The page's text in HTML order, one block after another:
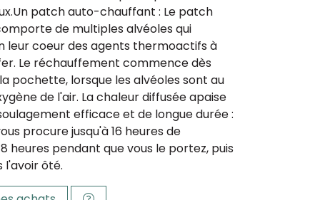
patch auto-chauffant : Le patch
de multiples alvéoles qui
leur coeur des agents thermoactifs à
Le réchauffement commence dès
pochette, lorsque les alvéoles sont au
de l'air. La chaleur diffusée apaise
efficace et de longue durée :
procure jusqu'à 16 heures de
heures pendant que vous le portez, puis
l'avoir ôté.